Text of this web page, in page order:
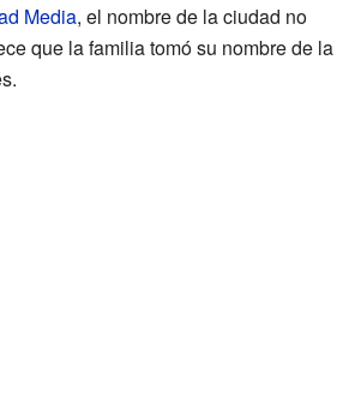
Media, el nombre de la ciudad no
que la familia tomó su nombre de la